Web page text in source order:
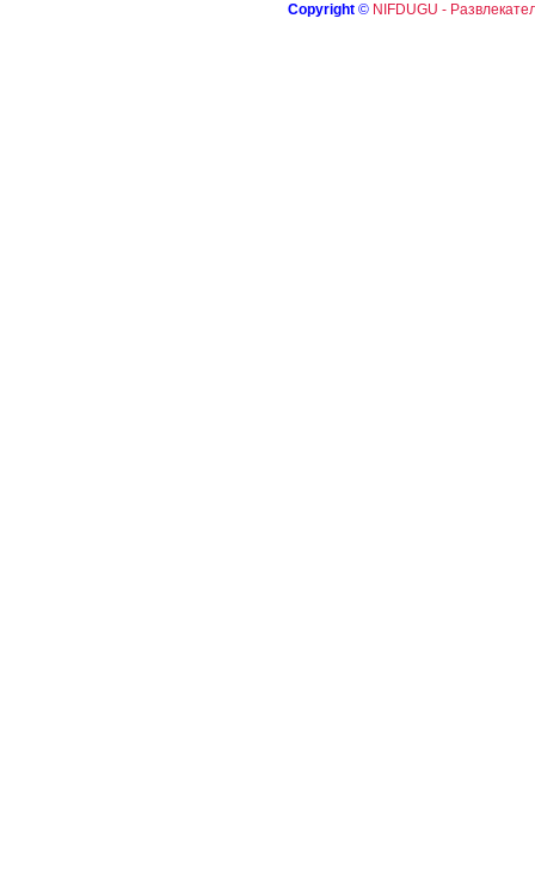
Copyright © NIFDUGU -